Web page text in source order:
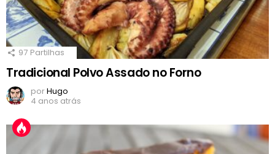
97 Partilhas
Tradicional Polvo Assado no Forno
porHugo
4 anos atrás